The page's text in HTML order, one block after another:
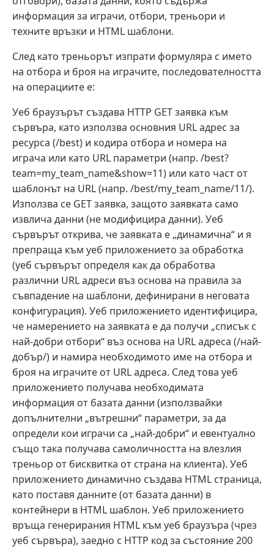
информация за играчи, отбори, треньори и
техните връзки и HTML шаблони.
След като треньорът изпрати формуляра с името
на отбора и броя на играчите, последователността
на операциите е:
Уеб браузърът създава HTTP GET заявка към
сървъра, като използва основния URL адрес за
ресурса (/best) и кодира отбора и номера на
играча или като URL параметри (напр. /best?
team=my_team_name&show=11) или като част от
шаблонът на URL (напр. /best/my_team_name/11/).
Използва се GET заявка, защото заявката само
извлича данни (не модифицира данни). Уеб
сървърът открива, че заявката е „динамична“ и я
препраща към уеб приложението за обработка
(уеб сървърът определя как да обработва
различни URL адреси въз основа на правила за
съвпадение на шаблони, дефинирани в неговата
конфигурация). Уеб приложението идентифицира,
че намерението на заявката е да получи „списък с
най-добри отбори“ въз основа на URL адреса (/най-
добър/) и намира необходимото име на отбора и
броя на играчите от URL адреса. След това уеб
приложението получава необходимата
информация от базата данни (използвайки
допълнителни „вътрешни“ параметри, за да
определи кои играчи са „най-добри“ и евентуално
също така получава самоличността на влезлия
треньор от бисквитка от страна на клиента). Уеб
приложението динамично създава HTML страница,
като поставя данните (от базата данни) в
контейнери в HTML шаблон. Уеб приложението
връща генерирания HTML към уеб браузъра (чрез
уеб сървъра), заедно с HTTP код за състояние 200